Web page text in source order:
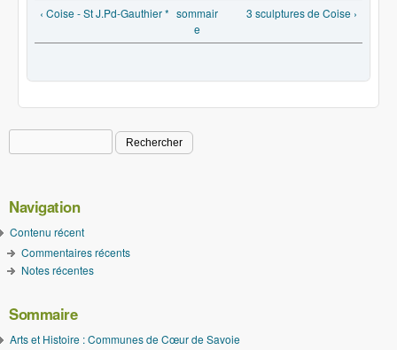
‹ Coise - St J.Pd-Gauthier * sommair
e
3 sculptures de Coise ›
Formulaire de recherche
Navigation
Contenu récent
Commentaires récents
Notes récentes
Sommaire
Arts et Histoire : Communes de Cœur de Savoie